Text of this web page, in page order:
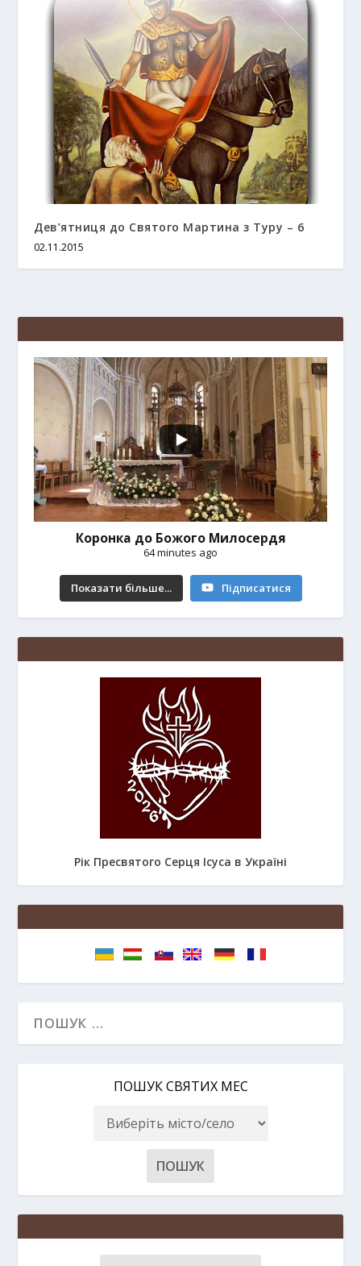
Дев’ятниця до Святого Мартина з Туру – 6
02.11.2015
Коронка до Божого Милосердя
64 minutes ago
Показати більше... Підписатися
Рік Пресвятого Серця Ісуса в Україні
ПОШУК СВЯТИХ МЕС